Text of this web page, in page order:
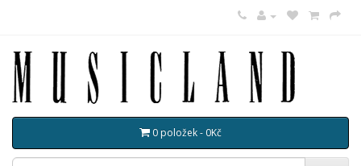
0 položek - 0Kč